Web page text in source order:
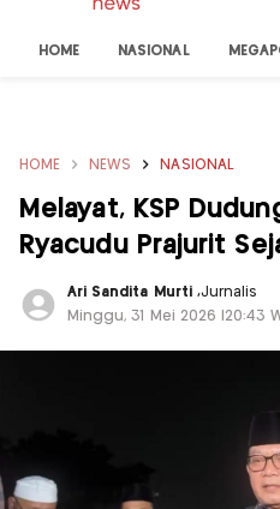
HOME NASIONAL
HOME NEWS NASIONAL
Melayat, KSP
Ryacudu Prajurit
Ari Sandita Murti ,Jurnalis
Minggu, 31 Mei 2026 |20:43